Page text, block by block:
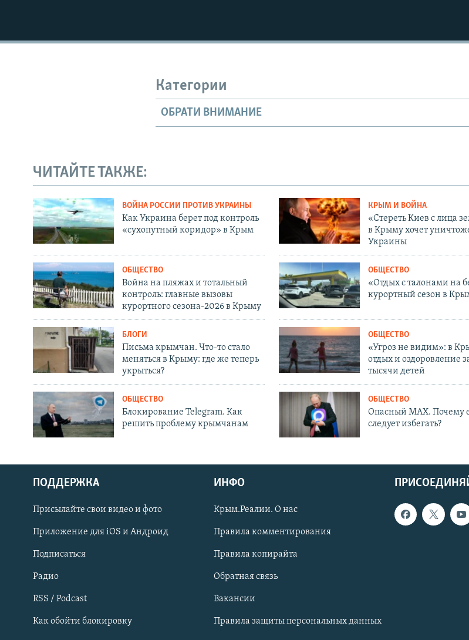
Українською
Qırımtatar
ПРИСОЕДИНЯЙТЕСЬ!
Категории
ОБРАТИ ВНИМАНИЕ
ЧИТАЙТЕ ТАКЖЕ:
ВОЙНА РОССИИ ПРОТИВ УКРАИНЫ
Как Украина берет под контроль
«сухопутный коридор» в Крым
КРЫМ И ВОЙНА
«Стереть Киев с лица
в Крыму хочет
Украины
ОБЩЕСТВО
Война на пляжах и тотальный
контроль: главные вызовы
курортного сезона-2026 в Крыму
ОБЩЕСТВО
«Отдых с талонами на
курортный сезон в
БЛОГИ
Письма крымчан. Что-то стало
меняться в Крыму: где же теперь
укрыться?
ОБЩЕСТВО
«Угроз не видим»: в
отдых и оздоровление
тысячи детей
ОБЩЕСТВО
Блокирование Telegram. Как
решить проблему крымчанам
ОБЩЕСТВО
Опасный MAX. Почему
следует избегать?
ПОДДЕРЖКА
Присылайте свои видео и фото
Приложение для iOS и Андроид
Подписаться
Радио
RSS / Podcast
Как обойти блокировку
ИНФО
Крым.Реалии. О нас
Правила комментирования
Правила копирайта
Обратная связь
Вакансии
Правила защиты персональных данных